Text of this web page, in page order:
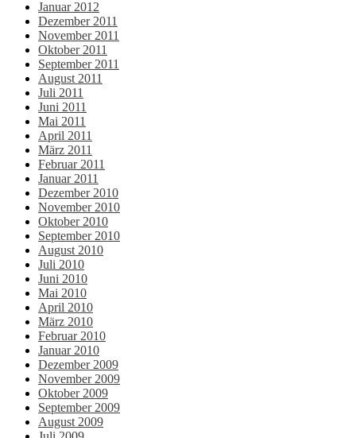
Januar 2012
Dezember 2011
November 2011
Oktober 2011
September 2011
August 2011
Juli 2011
Juni 2011
Mai 2011
April 2011
März 2011
Februar 2011
Januar 2011
Dezember 2010
November 2010
Oktober 2010
September 2010
August 2010
Juli 2010
Juni 2010
Mai 2010
April 2010
März 2010
Februar 2010
Januar 2010
Dezember 2009
November 2009
Oktober 2009
September 2009
August 2009